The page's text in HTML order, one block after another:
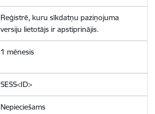
Reģistrē, kuru sīkdatņu paziņojuma
versiju lietotājs ir apstiprinājis.
1 mēnesis
SESS<ID>
Nepieciešams